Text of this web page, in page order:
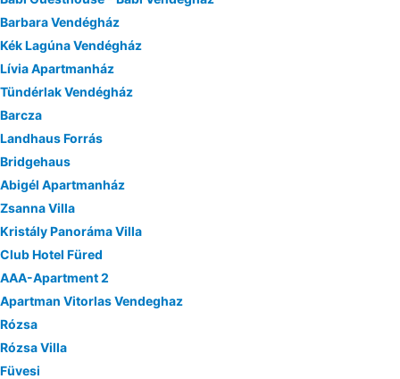
Barbara Vendégház
Kék Lagúna Vendégház
Lívia Apartmanház
Tündérlak Vendégház
Barcza
Landhaus Forrás
Bridgehaus
Abigél Apartmanház
Zsanna Villa
Kristály Panoráma Villa
Club Hotel Füred
AAA-Apartment 2
Apartman Vitorlas Vendeghaz
Rózsa
Rózsa Villa
Füvesi